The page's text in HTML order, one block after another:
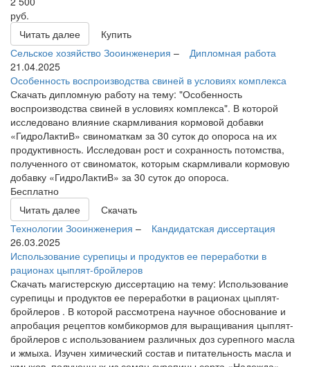
руб.
Читать далее
Купить
Сельское хозяйство Зооинженерия –
Дипломная работа
21.04.2025
Особенность воспроизводства свиней в условиях комплекса
Скачать дипломную работу на тему: "Особенность
воспроизводства свиней в условиях комплекса". В которой
исследовано влияние скармливания кормовой добавки
«ГидроЛактиВ» свиноматкам за 30 суток до опороса на их
продуктивность. Исследован рост и сохранность потомства,
полученного от свиноматок, которым скармливали кормовую
добавку «ГидроЛактиВ» за 30 суток до опороса.
Бесплатно
Читать далее
Скачать
Технологии Зооинженерия –
Кандидатская диссертация
26.03.2025
Использование сурепицы и продуктов ее переработки в
рационах цыплят-бройлеров
Скачать магистерскую диссертацию на тему: Использование
сурепицы и продуктов ее переработки в рационах цыплят-
бройлеров . В которой рассмотрена научное обоснование и
апробация рецептов комбикормов для выращивания цыплят-
бройлеров с использованием различных доз сурепного масла
и жмыха. Изучен химический состав и питательность масла и